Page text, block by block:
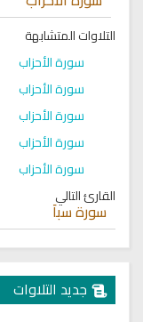
التلاوات المتشابهة
سورة الأحزاب
سورة الأحزاب
سورة الأحزاب
سورة الأحزاب
سورة الأحزاب
القارئ التالي
سورة سبأ
جديد التلاوات